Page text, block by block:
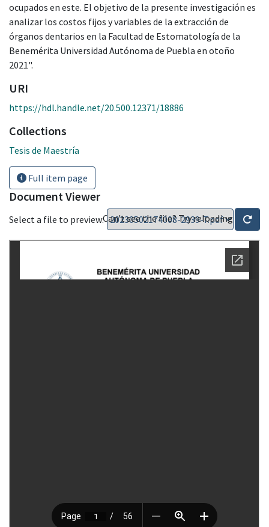
ocupados en este. El objetivo de la presente investigación es
analizar los costos fijos y variables de la extracción de
órganos dentarios en la Facultad de Estomatología de la
Benemérita Universidad Autónoma de Puebla en otoño
2021".
URI
https://hdl.handle.net/20.500.12371/18886
Collections
Tesis de Maestría
Full item page
Document Viewer
Select a file to preview:Can't see the file? Try reloading